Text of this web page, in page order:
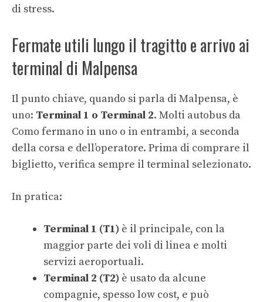
di stress.
Fermate utili lungo il tragitto e arrivo ai
terminal di Malpensa
Il punto chiave, quando si parla di Malpensa, è
uno: Terminal 1 o Terminal 2. Molti autobus da
Como fermano in uno o in entrambi, a seconda
della corsa e dell’operatore. Prima di comprare il
biglietto, verifica sempre il terminal selezionato.
In pratica:
Terminal 1 (T1) è il principale, con la
maggior parte dei voli di linea e molti
servizi aeroportuali.
Terminal 2 (T2) è usato da alcune
compagnie, spesso low cost, e può